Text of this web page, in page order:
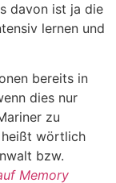
davon ist ja die
lernen und
bereits in
dies nur
zu
heißt wörtlich
bzw.
Memory